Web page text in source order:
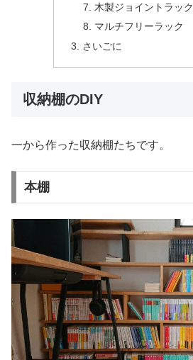
木製ジョイントラック
マルチフリーラック
さいごに
収納棚のDIY
一から作った収納棚たちです。
本棚